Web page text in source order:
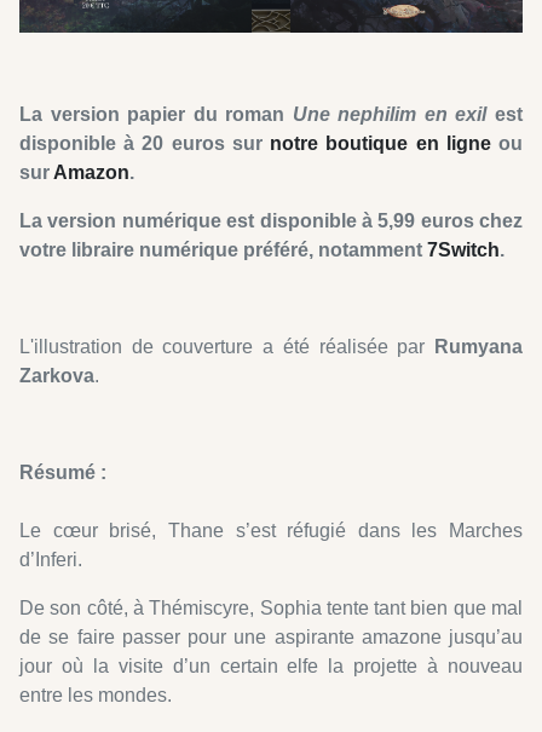
La version papier du roman Une nephilim en exilest
disponible à 20 euros sur notre boutique en ligneou
sur Amazon.
La version numérique est disponible à 5,99 euros chez
votre libraire numérique préféré, notamment 7Switch.
L'illustration de couverture a été réalisée par
Rumyana
Zarkova.
Résumé :
Le cœur brisé, Thane s’est réfugié dans les Marches
d’Inferi.
De son côté, à Thémiscyre, Sophia tente tant bien que mal
de se faire passer pour une aspirante amazone jusqu’au
jour où la visite d’un certain elfe la projette à nouveau
entre les mondes.